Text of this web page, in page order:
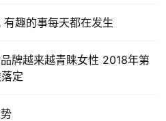
趣的事每天都在发生
牌越来越青睐女性 2018年第
定